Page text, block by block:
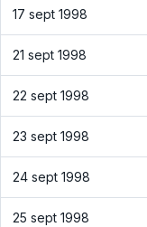
17 sept 1998
21 sept 1998
22 sept 1998
23 sept 1998
24 sept 1998
25 sept 1998